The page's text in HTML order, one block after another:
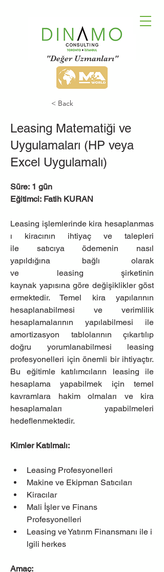
"Değer Uzmanları"
< Back
Leasing Matematiği ve
Uygulamaları (HP veya
Excel Uygulamalı)
Süre: 1 gün
Eğitimci: Fatih KURAN
Leasing işlemlerinde kira hesaplanmas
ı kiracının ihtiyaç ve talepleri
ile satıcıya ödemenin nasıl
yapıldığına bağlı olarak
ve leasing şirketinin
kaynak yapısına göre değişiklikler göst
ermektedir. Temel kira yapılarının
hesaplanabilmesi ve verimlilik
hesaplamalarının yapılabilmesi ile
amortizasyon tablolarının çıkartılıp
doğru yorumlanabilmesi leasing
profesyonelleri için önemli bir ihtiyaçtır.
Bu eğitimle katılımcıların leasing ile
hesaplama yapabilmek için temel
kavramlara hakim olmaları ve kira
hesaplamaları yapabilmeleri
hedeflenmektedir.
Kimler Katılmalı:
Leasing Profesyonelleri
Makine ve Ekipman Satıcıları
Kiracılar
Mali İşler ve Finans
Profesyonelleri
Leasing ve Yatırım Finansmanı ile i
lgili herkes
Amaç: